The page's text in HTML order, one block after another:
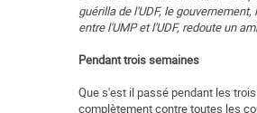
guérilla de l'UDF, le
entre l'UMP et l'UDF, redoute un
Pendant trois semaines
Que s'est il passé pendant les
complètement contre toutes les